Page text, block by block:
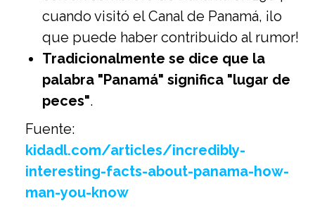
cuando visitó el Canal de Panamá, ¡lo
que puede haber contribuido al rumor!
Tradicionalmente se dice que la
palabra "Panamá" significa "lugar de
peces".
Fuente:
kidadl.com/articles/incredibly-
interesting-facts-about-panama-how-
man-you-know